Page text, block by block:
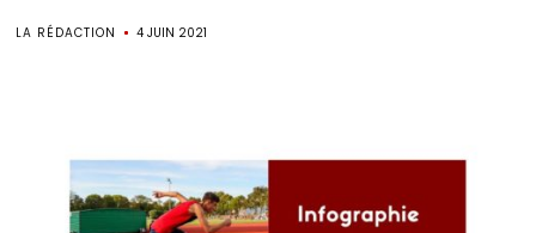
LA RÉDACTION 4 JUIN 2021